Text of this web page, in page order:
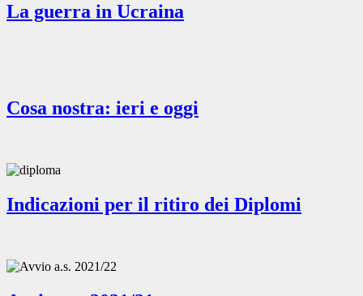
La guerra in Ucraina
Cosa nostra: ieri e oggi
Indicazioni per il ritiro dei Diplomi